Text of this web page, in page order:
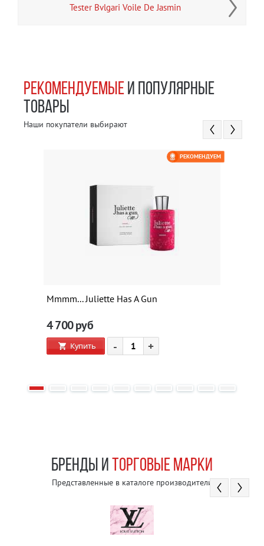
Tester Bvlgari Voile De Jasmin
РЕКОМЕНДУЕМЫЕИ ПОПУЛЯРНЫЕ
ТОВАРЫ
Наши покупатели выбирают
Mmmm... Juliette Has A Gun
4 700руб
Купить - +
РЕКОМЕНДУЕМ
БРЕНДЫ И ТОРГОВЫЕ МАРКИ
Представленные в каталоге производители